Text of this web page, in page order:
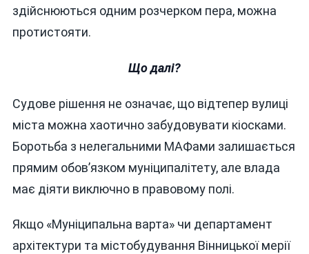
здійснюються одним розчерком пера, можна
протистояти.
Що далі?
Судове рішення не означає, що відтепер вулиці
міста можна хаотично забудовувати кіосками.
Боротьба з нелегальними МАФами залишається
прямим обов’язком муніципалітету, але влада
має діяти виключно в правовому полі.
Якщо «Муніципальна варта» чи департамент
архітектури та містобудування Вінницької мерії